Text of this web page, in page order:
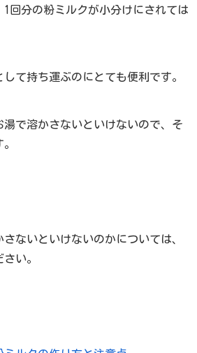
1回分の粉ミルクが小分けにされては
て持ち運ぶのにとても便利です。
で溶かさないといけないので、そ
ないといけないのかについては、
い。